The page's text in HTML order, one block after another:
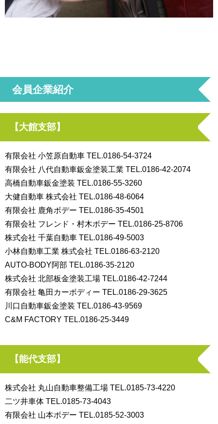
会員企業紹介
【大館支部】
有限会社 小笠原自動車 TEL.0186-54-3724
有限会社 八代自動車鈑金塗装工業 TEL.0186-42-2074
高橋自動車鈑金塗装 TEL.0186-55-3260
大健自動車 株式会社 TEL.0186-48-6064
有限会社 鹿角ボデー TEL.0186-35-4501
有限会社 フレンド・村木ボデー TEL.0186-25-8706
株式会社 千葉自動車 TEL.0186-49-5003
小林自動車工業 株式会社 TEL.0186-63-2120
AUTO-BODY阿部 TEL.0186-35-2120
株式会社 北部板金塗装工場 TEL.0186-42-7244
有限会社 亀田カーボディー TEL.0186-29-3625
川口自動車鈑金塗装 TEL.0186-43-9569
C&M FACTORY TEL.0186-25-3449
【能代支部】
株式会社 丸山自動車整備工場 TEL.0185-73-4220
二ツ井車体 TEL.0185-73-4043
有限会社 山本ボデー TEL.0185-52-3003